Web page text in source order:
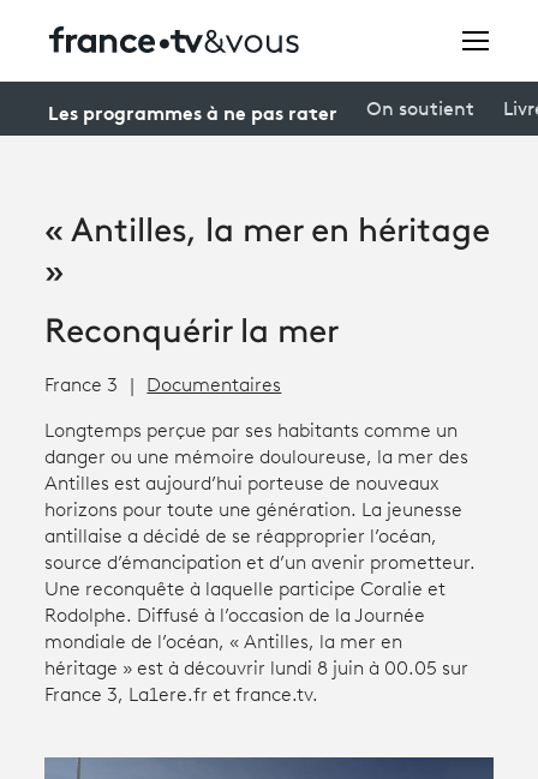
connexion
Avantages fidélité
Participer et assister à une émission
Productions et innovation
Programme tv
Les programmes à ne pas rater On soutient
« Antilles, la mer en héritage
»
Reconquérir la mer
France 3 Documentaires
Longtemps perçue par ses habitants comme un
danger ou une mémoire douloureuse, la mer des
Antilles est aujourd’hui porteuse de nouveaux
horizons pour toute une génération. La jeunesse
antillaise a décidé de se réapproprier l’océan,
source d’émancipation et d’un avenir prometteur.
Une reconquête à laquelle participe Coralie et
Rodolphe. Diffusé à l’occasion de la Journée
mondiale de l’océan, « Antilles, la mer en
héritage » est à découvrir lundi 8 juin à 00.05 sur
France 3, La1ere.fr et france.tv.